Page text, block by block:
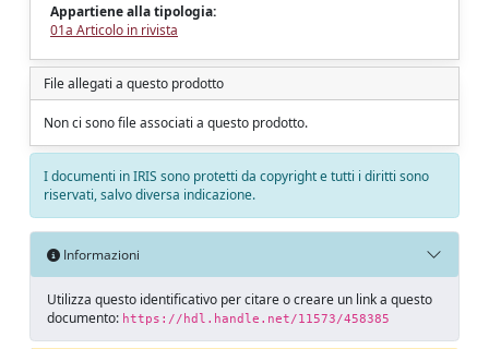
Appartiene alla tipologia:
01a Articolo in rivista
File allegati a questo prodotto
Non ci sono file associati a questo prodotto.
I documenti in IRIS sono protetti da copyright e tutti i diritti sono
riservati, salvo diversa indicazione.
Informazioni
Utilizza questo identificativo per citare o creare un link a questo
documento: https://hdl.handle.net/11573/458385